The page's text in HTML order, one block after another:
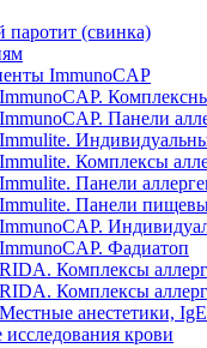
(свинка)
ImmunoCAP
Панели
Комплексы
Immulite. Панели
Immulite. Панели
Фадиатоп
Комплексы
Комплексы
анестетики, IgE
крови